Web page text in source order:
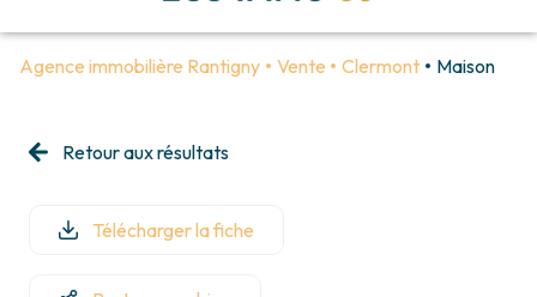
NOS
BIENS
MAISONS
ESTIMATION
Agence immobilière Rantigny Vente Clermont Maison
Retour aux résultats
Télécharger la fiche